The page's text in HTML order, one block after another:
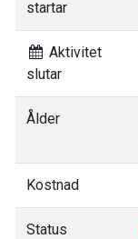
startar
Aktivitet
slutar
Ålder
Kostnad
Status